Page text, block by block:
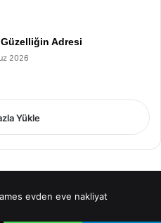
Adresi
2026
Yükle
evden eve nakliyat